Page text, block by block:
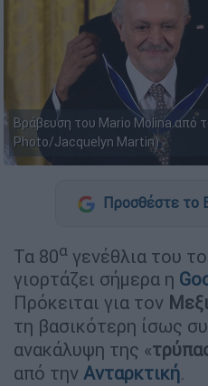
Βράβευση του Mario Molina από
Photo/Jacquelyn Martin)
Προσθέστε το
Τα 80α γενέθλια του
γιορτάζει σήμερα η
Πρόκειται για τον
τη βασικότερη ίσως
ανακάλυψη της «
από την Ανταρκτική.